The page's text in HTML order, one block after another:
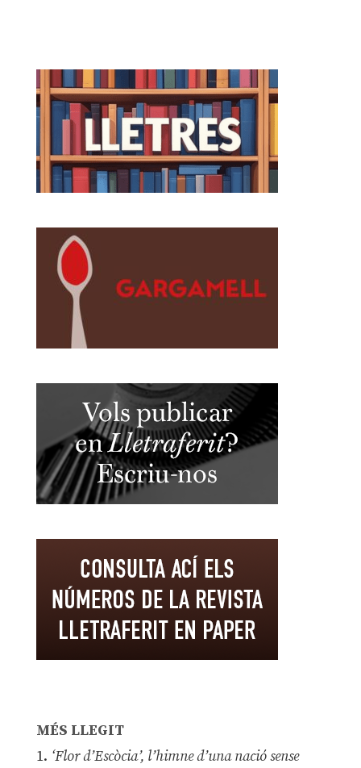
MÉS LLEGIT
1. ‘Flor d’Escòcia’, l’himne d’una nació sense